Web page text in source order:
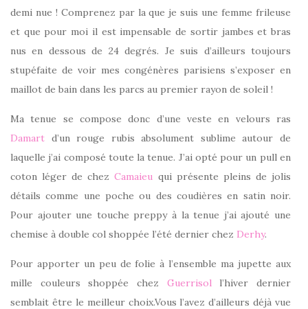
demi nue ! Comprenez par la que je suis une femme frileuse
et que pour moi il est impensable de sortir jambes et bras
nus en dessous de 24 degrés. Je suis d’ailleurs toujours
stupéfaite de voir mes congénères parisiens s’exposer en
maillot de bain dans les parcs au premier rayon de soleil !
Ma tenue se compose donc d’une veste en velours ras
Damart d’un rouge rubis absolument sublime autour de
laquelle j’ai composé toute la tenue. J’ai opté pour un pull en
coton léger de chezCamaieu qui présente pleins de jolis
détails comme une poche ou des coudières en satin noir.
Pour ajouter une touche preppy à la tenue j’ai ajouté une
chemise à double col shoppée l’été dernier chez Derhy.
Pour apporter un peu de folie à l’ensemble ma jupette aux
mille couleurs shoppée chez Guerrisoll’hiver dernier
semblait être le meilleur choix.Vous l’avez d’ailleurs déjà vue